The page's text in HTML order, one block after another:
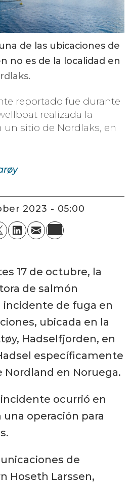
de las ubicaciones de
no es de la localidad en
reportado fue durante
realizada la
un sitio de Nordlaks, en
2023 - 05:00
17 de octubre, la
de salmón
incidente de fuga en
ubicada en la
Hadselfjorden, en
específicamente
Nordland en Noruega.
ocurrió en
operación para
de
Hoseth Larssen,